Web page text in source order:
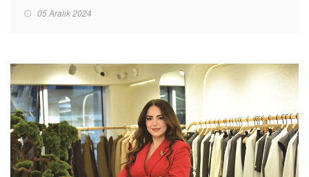
05 Aralık 2024